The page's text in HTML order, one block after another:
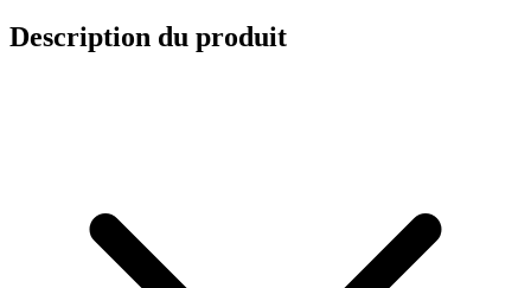
Description du produit